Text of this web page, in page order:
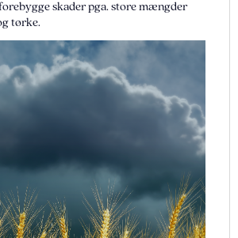
skader pga. store mængder
tørke.